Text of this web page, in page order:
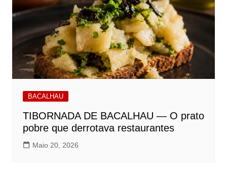
BACALHAU
TIBORNADA DE BACALHAU — O prato
pobre que derrotava restaurantes
Maio 20, 2026